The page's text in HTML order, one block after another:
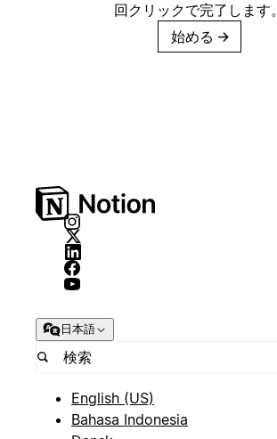
回クリックで完了します。
始める →
日本語
English (US)
Bahasa Indonesia